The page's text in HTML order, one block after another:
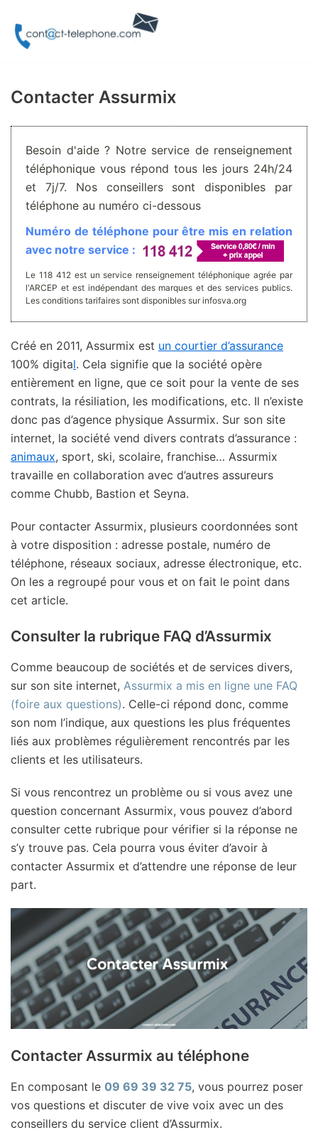
Aller
Contacter Assurmix
Besoin d'aide ? Notre service de renseignement
téléphonique vous répond tous les jours 24h/24
et 7j/7. Nos conseillers sont disponibles par
téléphone au numéro ci-dessous
Numéro de téléphone pour être mis en relation
avec notre service :
Le 118 412 est un service renseignement téléphonique agrée par
l'ARCEP et est indépendant des marques et des services publics.
Les conditions tarifaires sont disponibles sur infosva.org
Créé en 2011, Assurmix est un courtier d’assurance
100% digital. Cela signifie que la société opère
entièrement en ligne, que ce soit pour la vente de ses
contrats, la résiliation, les modifications, etc. Il n’existe
donc pas d’agence physique Assurmix. Sur son site
internet, la société vend divers contrats d’assurance :
animaux, sport, ski, scolaire, franchise… Assurmix
travaille en collaboration avec d’autres assureurs
comme Chubb, Bastion et Seyna.
Pour contacter Assurmix, plusieurs coordonnées sont
à votre disposition : adresse postale, numéro de
téléphone, réseaux sociaux, adresse électronique, etc.
On les a regroupé pour vous et on fait le point dans
cet article.
Consulter la rubrique FAQ d’Assurmix
Comme beaucoup de sociétés et de services divers,
sur son site internet, Assurmix a mis en ligne une FAQ
(foire aux questions). Celle-ci répond donc, comme
son nom l’indique, aux questions les plus fréquentes
liés aux problèmes régulièrement rencontrés par les
clients et les utilisateurs.
Si vous rencontrez un problème ou si vous avez une
question concernant Assurmix, vous pouvez d’abord
consulter cette rubrique pour vérifier si la réponse ne
s’y trouve pas. Cela pourra vous éviter d’avoir à
contacter Assurmix et d’attendre une réponse de leur
part.
Contacter Assurmix au téléphone
En composant le 09 69 39 32 75, vous pourrez poser
vos questions et discuter de vive voix avec un des
conseillers du service client d’Assurmix.